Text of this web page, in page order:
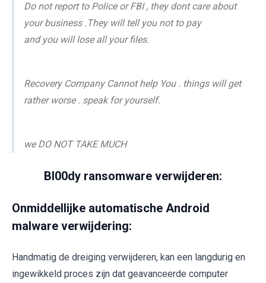
Do not report to Police or FBI , they dont care about
your business .They will tell you not to pay
and you will lose all your files.
Recovery Company Cannot help You . things will get
rather worse . speak for yourself.
we DO NOT TAKE MUCH
Bl00dy ransomware verwijderen:
Onmiddellijke automatische Android
malware verwijdering:
Handmatig de dreiging verwijderen, kan een langdurig en
ingewikkeld proces zijn dat geavanceerde computer